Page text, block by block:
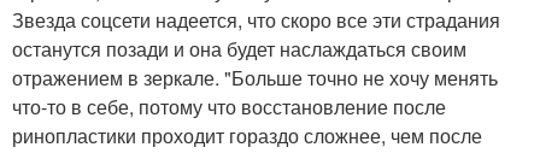
Звезда соцсети надеется, что скоро все эти страдания
останутся позади и она будет наслаждаться своим
отражением в зеркале. "Больше точно не хочу менять
что-то в себе, потому что восстановление после
ринопластики проходит гораздо сложнее, чем после